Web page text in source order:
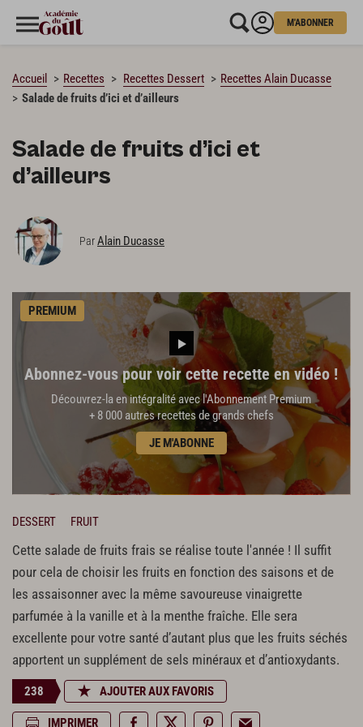
M'ABONNER
Accueil Recettes Recettes Dessert
Recettes Alain Ducasse
Salade de fruits d’ici et d’ailleurs
Salade de fruits d’ici et
d’ailleurs
ParAlain Ducasse
PREMIUM
Abonnez-vous pour voir cette recette en vidéo !
Découvrez-la en intégralité avec l'Abonnement Premium
+ 8 000 autres recettes de grands chefs
JE M'ABONNE
DESSERT FRUIT
Cette salade de fruits frais se réalise toute l'année ! Il suffit
pour cela de choisir les fruits en fonction des saisons et de
les assaisonner avec la même savoureuse vinaigrette
parfumée à la vanille et à la menthe fraîche. Elle sera
excellente pour votre santé d’autant plus que les fruits séchés
apportent un supplément de sels minéraux et d’antioxydants.
238 AJOUTER AUX FAVORIS
IMPRIMER
CHARGEMENT…